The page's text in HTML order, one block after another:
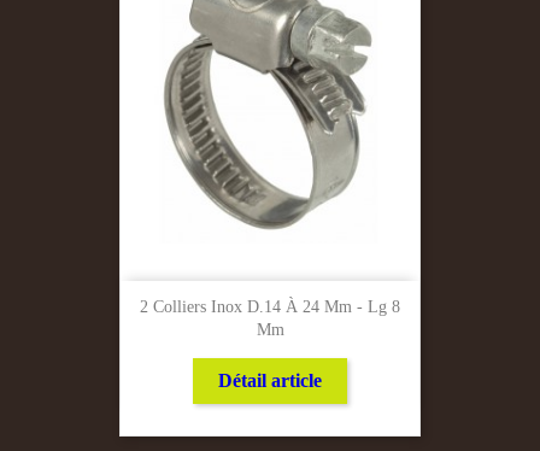
2 Colliers Inox D.14 À 24 Mm - Lg 8
Mm
Détail article